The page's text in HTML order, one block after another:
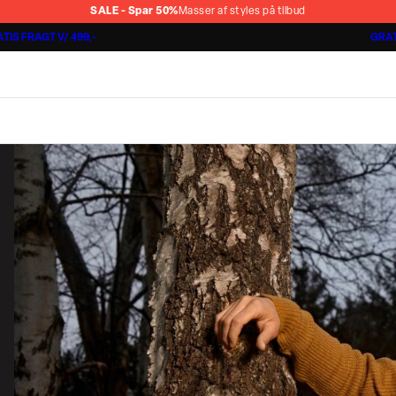
SALE - Spar 50% Masser af styles på tilbud
FRAGT V/ 499,-
Cashmere Touch Pants
Lindbergh